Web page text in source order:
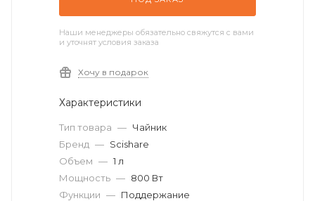
Наши менеджеры обязательно свяжутся с вами
и уточнят условия заказа
Хочу в подарок
Характеристики
Тип товара — Чайник
Бренд — Scishare
Объем — 1 л
Мощность — 800 Вт
Функции — Поддержание